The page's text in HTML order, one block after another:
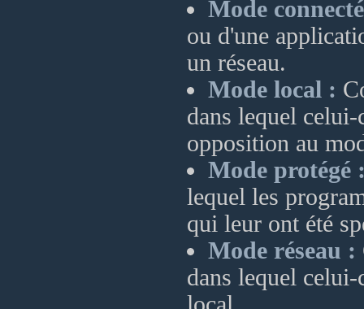
Mode
ou d'une
un réseau.
Mode local :
dans lequel
opposition au
Mode protégé
lequel les
qui leur ont été
Mode réseau :
dans lequel